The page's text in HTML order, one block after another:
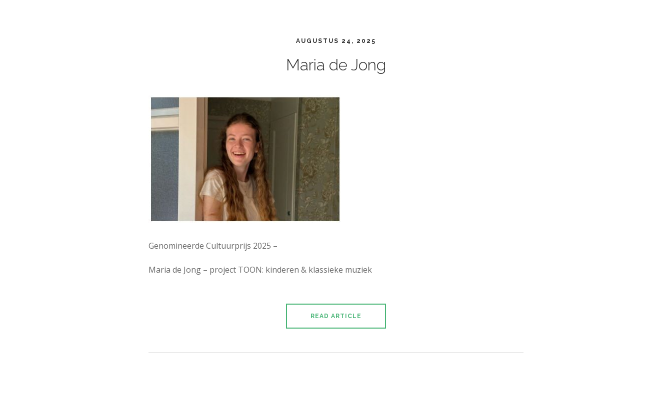
AUGUSTUS 24, 2025
Maria de Jong
Genomineerde Cultuurprijs 2025 –
Maria de Jong – project TOON: kinderen & klassieke muziek
READ ARTICLE